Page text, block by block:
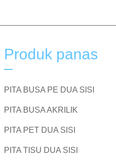
Produk panas
PITA BUSA PE DUA SISI
PITA BUSA AKRILIK
PITA PET DUA SISI
PITA TISU DUA SISI